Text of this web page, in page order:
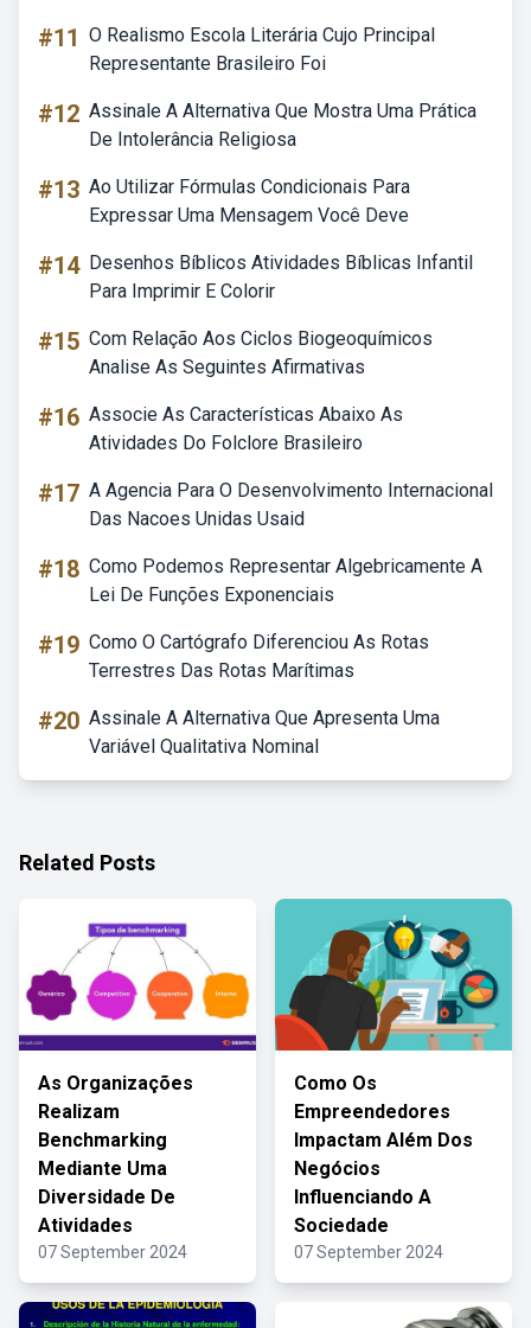
#11 O Realismo Escola Literária Cujo Principal
Representante Brasileiro Foi
#12 Assinale A Alternativa Que Mostra Uma Prática
De Intolerância Religiosa
#13 Ao Utilizar Fórmulas Condicionais Para
Expressar Uma Mensagem Você Deve
#14 Desenhos Bíblicos Atividades Bíblicas Infantil
Para Imprimir E Colorir
#15 Com Relação Aos Ciclos Biogeoquímicos
Analise As Seguintes Afirmativas
#16 Associe As Características Abaixo As
Atividades Do Folclore Brasileiro
#17 A Agencia Para O Desenvolvimento Internacional
Das Nacoes Unidas Usaid
#18 Como Podemos Representar Algebricamente A
Lei De Funções Exponenciais
#19 Como O Cartógrafo Diferenciou As Rotas
Terrestres Das Rotas Marítimas
#20 Assinale A Alternativa Que Apresenta Uma
Variável Qualitativa Nominal
Related Posts
As Organizações
Realizam
Benchmarking
Mediante Uma
Diversidade De
Atividades
07 September 2024
Como Os
Empreendedores
Impactam Além Dos
Negócios
Influenciando A
Sociedade
07 September 2024